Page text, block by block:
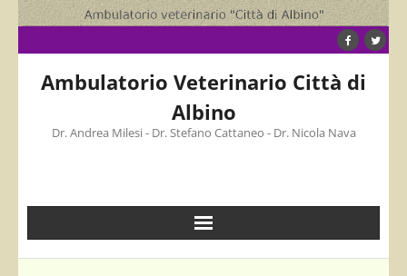
Skip
to
Ambulatorio Veterinario Città di
Albino
Dr. Andrea Milesi - Dr. Stefano Cattaneo - Dr. Nicola Nava